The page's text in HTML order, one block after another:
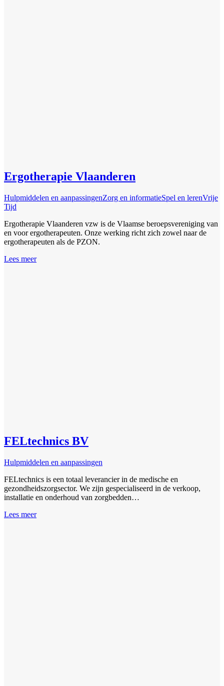
Ergotherapie Vlaanderen
Hulpmiddelen en aanpassingenZorg en informatieSpel en lerenVrije
Tijd
Ergotherapie Vlaanderen vzw is de Vlaamse beroepsvereniging van
en voor ergotherapeuten. Onze werking richt zich zowel naar de
ergotherapeuten als de PZON.
Lees meer
FELtechnics BV
Hulpmiddelen en aanpassingen
FELtechnics is een totaal leverancier in de medische en
gezondheidszorgsector. We zijn gespecialiseerd in de verkoop,
installatie en onderhoud van zorgbedden…
Lees meer